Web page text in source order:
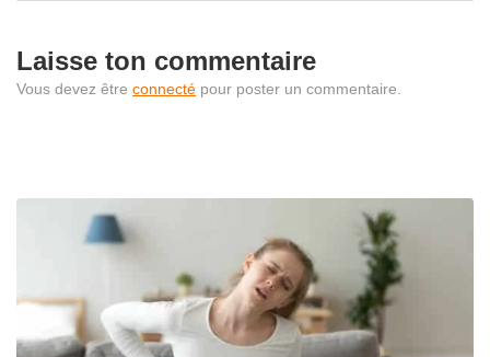
Laisse ton commentaire
Vous devez être connecté pour poster un commentaire.